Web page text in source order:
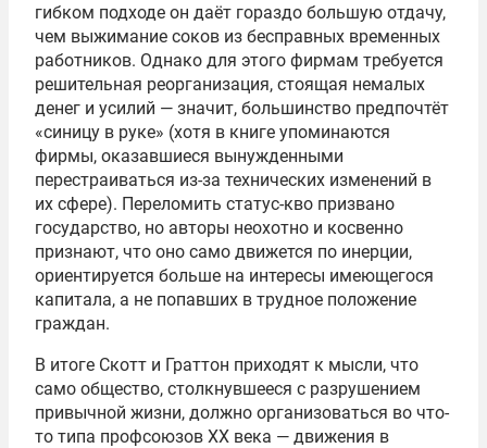
гибком подходе он даёт гораздо большую отдачу,
чем выжимание соков из бесправных временных
работников. Однако для этого фирмам требуется
решительная реорганизация, стоящая немалых
денег и усилий — значит, большинство предпочтёт
«синицу в руке» (хотя в книге упоминаются
фирмы, оказавшиеся вынужденными
перестраиваться из-за технических изменений в
их сфере). Переломить статус-кво призвано
государство, но авторы неохотно и косвенно
признают, что оно само движется по инерции,
ориентируется больше на интересы имеющегося
капитала, а не попавших в трудное положение
граждан.
В итоге Скотт и Граттон приходят к мысли, что
само общество, столкнувшееся с разрушением
привычной жизни, должно организоваться во что-
то типа профсоюзов ХХ века — движения в